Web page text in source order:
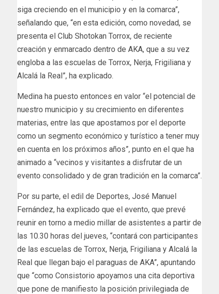
siga creciendo en el municipio y en la comarca”,
señalando que, “en esta edición, como novedad, se
presenta el Club Shotokan Torrox, de reciente
creación y enmarcado dentro de AKA, que a su vez
engloba a las escuelas de Torrox, Nerja, Frigiliana y
Alcalá la Real”, ha explicado.
Medina ha puesto entonces en valor “el potencial de
nuestro municipio y su crecimiento en diferentes
materias, entre las que apostamos por el deporte
como un segmento económico y turístico a tener muy
en cuenta en los próximos años”, punto en el que ha
animado a “vecinos y visitantes a disfrutar de un
evento consolidado y de gran tradición en la comarca”.
Por su parte, el edil de Deportes, José Manuel
Fernández, ha explicado que el evento, que prevé
reunir en torno a medio millar de asistentes a partir de
las 10.30 horas del jueves, “contará con participantes
de las escuelas de Torrox, Nerja, Frigiliana y Alcalá la
Real que llegan bajo el paraguas de AKA”, apuntando
que “como Consistorio apoyamos una cita deportiva
que pone de manifiesto la posición privilegiada de